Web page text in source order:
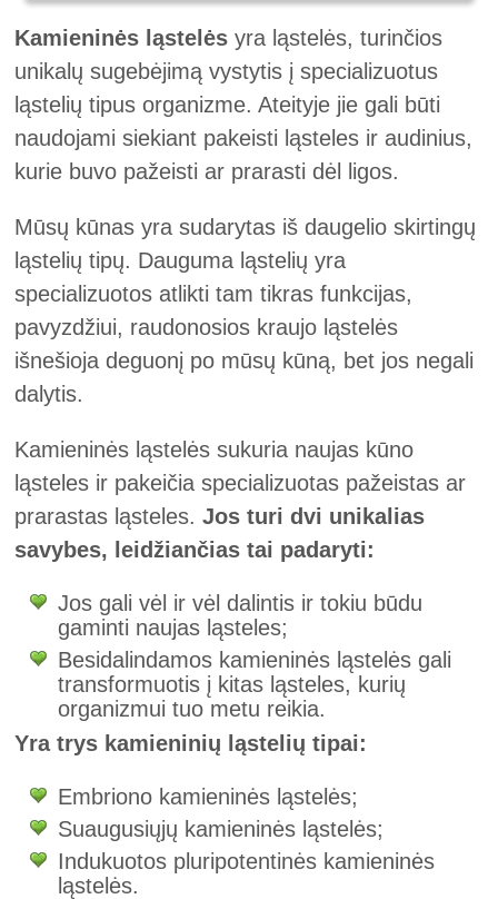
Kamieninės ląstelės yra ląstelės, turinčios
unikalų sugebėjimą vystytis į specializuotus
ląstelių tipus organizme. Ateityje jie gali būti
naudojami siekiant pakeisti ląsteles ir audinius,
kurie buvo pažeisti ar prarasti dėl ligos.
Mūsų kūnas yra sudarytas iš daugelio skirtingų
ląstelių tipų. Dauguma ląstelių yra
specializuotos atlikti tam tikras funkcijas,
pavyzdžiui, raudonosios kraujo ląstelės
išnešioja deguonį po mūsų kūną, bet jos negali
dalytis.
Kamieninės ląstelės sukuria naujas kūno
ląsteles ir pakeičia specializuotas pažeistas ar
prarastas ląsteles.Jos turi dvi unikalias
savybes, leidžiančias tai padaryti:
Jos gali vėl ir vėl dalintis ir tokiu būdu
gaminti naujas ląsteles;
Besidalindamos kamieninės ląstelės gali
transformuotis į kitas ląsteles, kurių
organizmui tuo metu reikia.
Yra trys kamieninių ląstelių tipai:
Embriono kamieninės ląstelės;
Suaugusiųjų kamieninės ląstelės;
Indukuotos pluripotentinės kamieninės
ląstelės.